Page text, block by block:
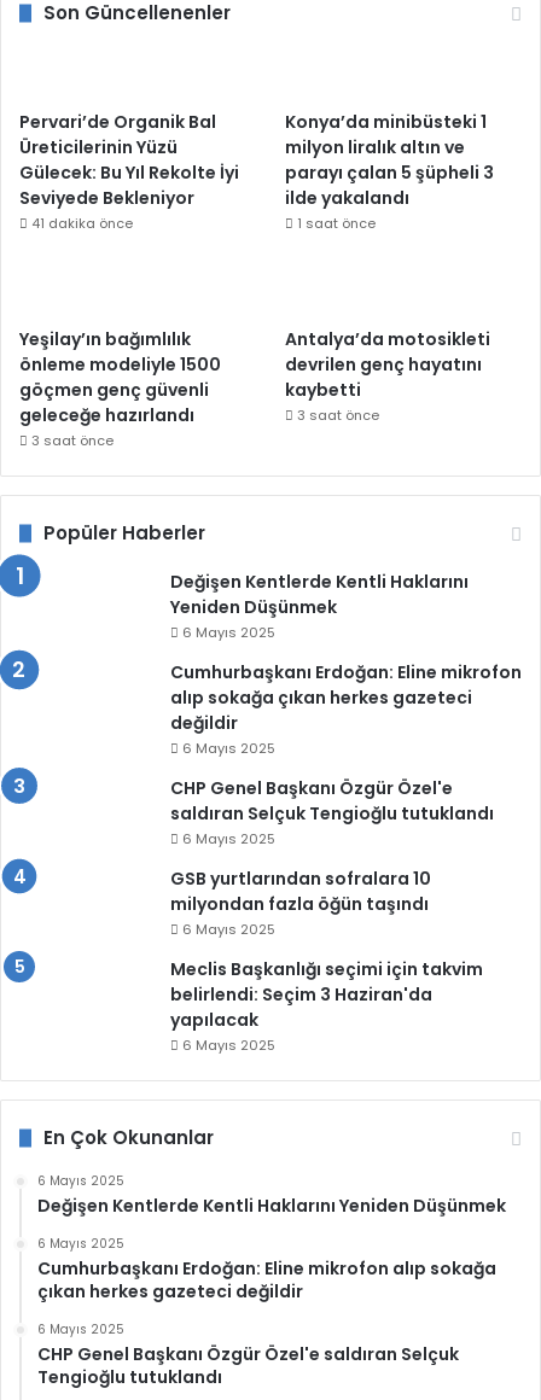
Son Güncellenenler
Pervari’de Organik Bal
Üreticilerinin Yüzü
Gülecek: Bu Yıl Rekolte İyi
Seviyede Bekleniyor
41 dakika önce
Konya’da minibüsteki 1
milyon liralık altın ve
parayı çalan 5 şüpheli 3
ilde yakalandı
1 saat önce
Yeşilay’ın bağımlılık
önleme modeliyle 1500
göçmen genç güvenli
geleceğe hazırlandı
3 saat önce
Antalya’da motosikleti
devrilen genç hayatını
kaybetti
3 saat önce
Popüler Haberler
Değişen Kentlerde Kentli Haklarını
Yeniden Düşünmek
6 Mayıs 2025
Cumhurbaşkanı Erdoğan: Eline mikrofon
alıp sokağa çıkan herkes gazeteci
değildir
6 Mayıs 2025
CHP Genel Başkanı Özgür Özel'e
saldıran Selçuk Tengioğlu tutuklandı
6 Mayıs 2025
GSB yurtlarından sofralara 10
milyondan fazla öğün taşındı
6 Mayıs 2025
Meclis Başkanlığı seçimi için takvim
belirlendi: Seçim 3 Haziran'da
yapılacak
6 Mayıs 2025
En Çok Okunanlar
6 Mayıs 2025
Değişen Kentlerde Kentli Haklarını Yeniden Düşünmek
6 Mayıs 2025
Cumhurbaşkanı Erdoğan: Eline mikrofon alıp sokağa
çıkan herkes gazeteci değildir
6 Mayıs 2025
CHP Genel Başkanı Özgür Özel'e saldıran Selçuk
Tengioğlu tutuklandı